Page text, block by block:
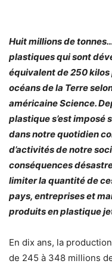
Huit millions de
plastiques qui sont
équivalent de 250 kilos
océans de la Terre
américaine Science.
plastique s’est imposé
dans notre quotidien
d’activités de notre
conséquences
limiter la quantité de
pays, entreprises et
produits en plastique
En dix ans, la
de 245 à 348 millions